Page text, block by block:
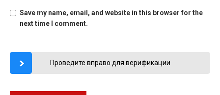
Save my name, email, and website in this browser for the
next time I comment.
Проведите вправо для верификации